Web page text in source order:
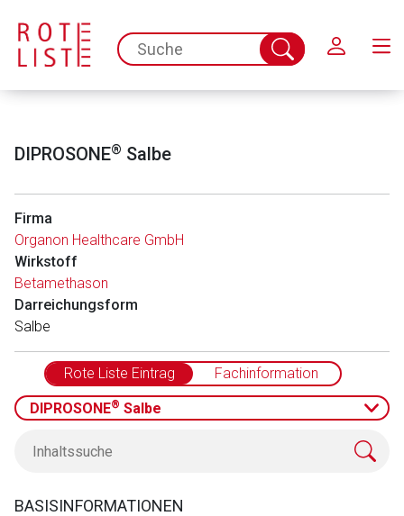
spc.search.input.placeholder
Suche
abschicken
DIPROSONE® Salbe
Firma
Organon Healthcare GmbH
Wirkstoff
Betamethason
Darreichungsform
Salbe
Rote Liste Eintrag Fachinformation
DIPROSONE® Salbe
BASISINFORMATIONEN